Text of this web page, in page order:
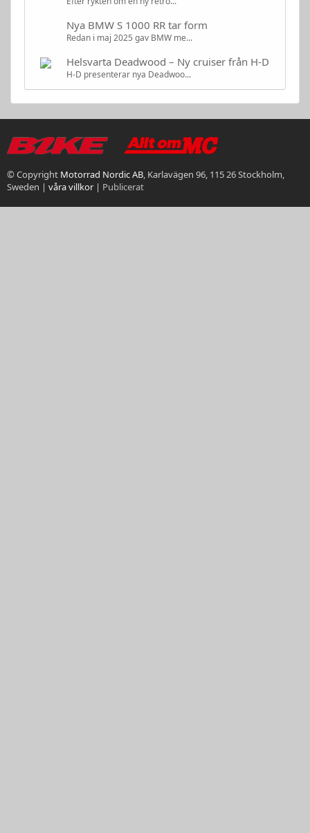
Nya BMW S 1000 RR tar form
Redan i maj 2025 gav BMW me...
Helsvarta Deadwood – Ny cruiser från H-D
H-D presenterar nya Deadwoo...
© Copyright Motorrad Nordic AB, Karlavägen 96, 115 26 Stockholm,
Sweden | våra villkor | Publicerat